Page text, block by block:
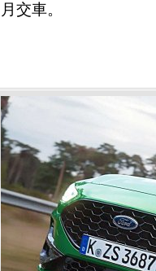
月交車。